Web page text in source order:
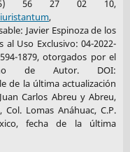
56 27 02 10,
,
Javier Espinoza de los
al Uso Exclusivo: 04-2022-
1879, otorgados por el
de Autor. DOI:
de la última actualización
Carlos Abreu y Abreu,
Lomas Anáhuac, C.P.
fecha de la última